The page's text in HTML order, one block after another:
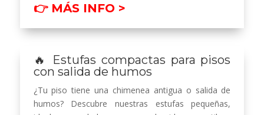
👉 MÁS INFO >
🔥 Estufas compactas para pisos
con salida de humos
¿Tu piso tiene una chimenea antigua o salida de
humos? Descubre nuestras estufas pequeñas,